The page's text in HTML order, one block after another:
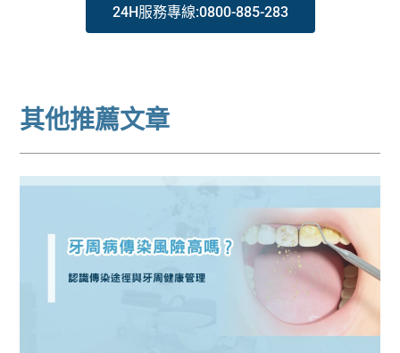
24H服務專線:0800-885-283
其他推薦文章